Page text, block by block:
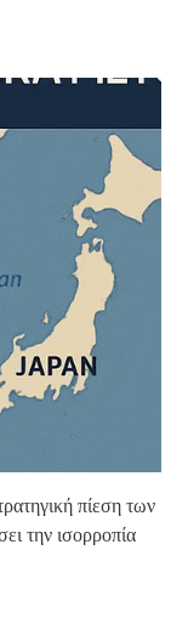
πίεση των
την ισορροπία